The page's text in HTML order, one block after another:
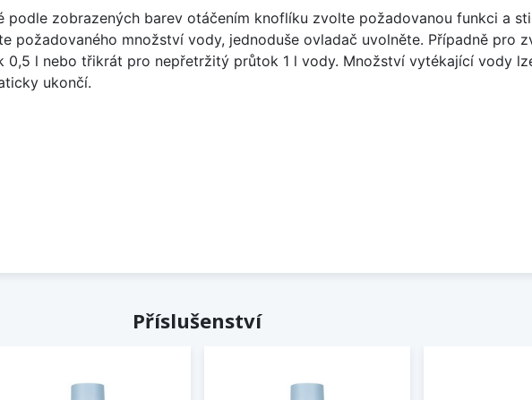
zobrazených barev otáčením knoflíku zvolte požadovanou funkci a
požadovaného množství vody, jednoduše ovladač uvolněte. Případně pro
l nebo třikrát pro nepřetržitý průtok 1 l vody. Množství vytékající vody
ukončí.
Příslušenství